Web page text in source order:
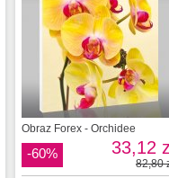
Obraz Forex - Orchidee
-60% 33,12
82,80